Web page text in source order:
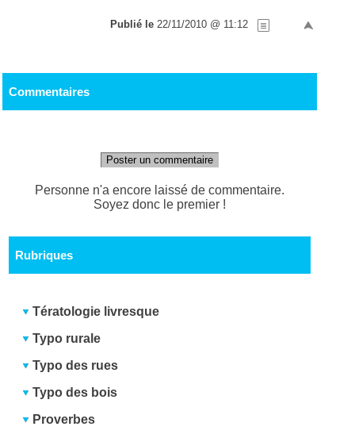
Publié le 22/11/2010 @ 11:12
Commentaires
Poster un commentaire
Personne n'a encore laissé de commentaire.
Soyez donc le premier !
Rubriques
Tératologie livresque
Typo rurale
Typo des rues
Typo des bois
Proverbes